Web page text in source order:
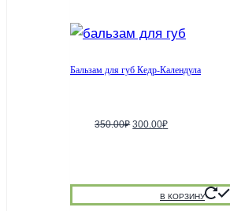
Бальзам для губ Кедр-Календула
350.00₽Первоначальная
300.00₽Текущая
В КОРЗИНУ